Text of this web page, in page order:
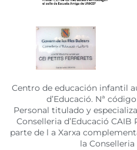
Centro de educación infantil
d’Educació. Nª
Personal titulado y
Conselleria d’Educació
parte de l a Xarxa
la